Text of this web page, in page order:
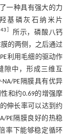
一种具有强大的力
基磷灰石纳米片
43］
所示，磷酸八钙
膜的两侧，之后通过
利用毛细的驱动作
隙中，形成三维互
NA/PE隔膜具有优异
和约0.69的增强摩
伸长率可以达到约
PE隔膜良好的热稳
率下能够稳定循环